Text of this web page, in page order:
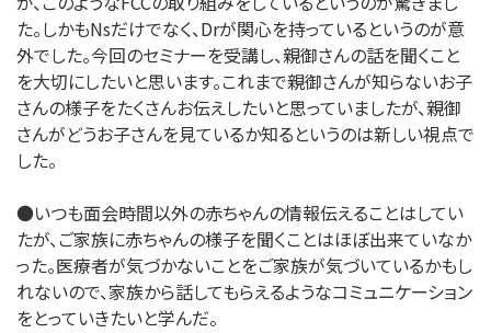
た。しかもNsだけでなく、Drが関心を持っているというのが意
外でした。今回のセミナーを受講し、親御さんの話を聞くこと
を大切にしたいと思います。これまで親御さんが知らないお子
さんの様子をたくさんお伝えしたいと思っていましたが、親御
さんがどうお子さんを見ているか知るというのは新しい視点で
した。
●いつも面会時間以外の赤ちゃんの情報伝えることはしてい
たが、ご家族に赤ちゃんの様子を聞くことはほぼ出来ていなか
った。医療者が気づかないことをご家族が気づいているかもし
れないので、家族から話してもらえるようなコミュニケーション
をとっていきたいと学んだ。